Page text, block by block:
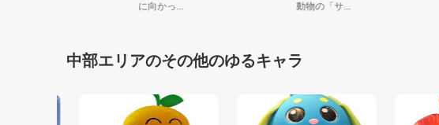
に向かっ...
動物の「サ...
中部エリアのその他のゆるキャラ